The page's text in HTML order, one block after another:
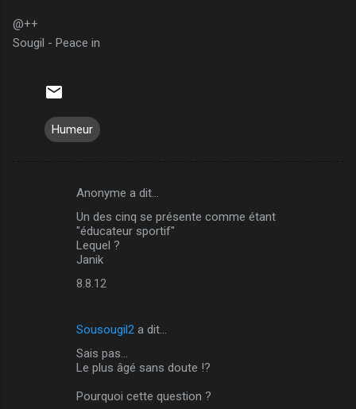
@++
Sougil - Peace in
Humeur
Anonyme a dit…
Un des cinq se présente comme étant
"éducateur sportif"
Lequel ?
Janik
8.8.12
Sousougil2 a dit…
Sais pas...
Le plus âgé sans doute !?
Pourquoi cette question ?